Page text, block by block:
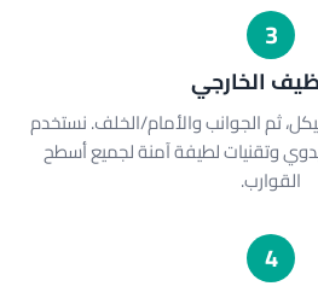
3
الخارجي
ثم الجوانب والأمام/الخلف. نستخدم
وتقنيات لطيفة آمنة لجميع أسطح
القوارب.
4